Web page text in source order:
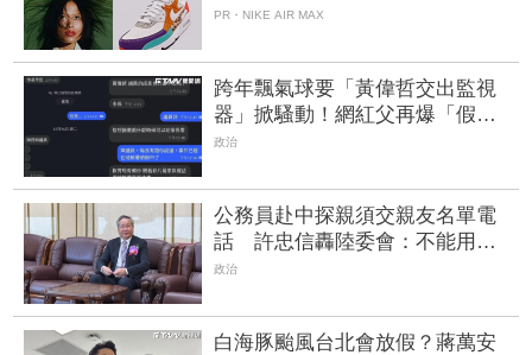
PR・NIKE AIR MAX
跨年飄氣球要「黃偉哲交出監視
器」掀騷動！網紅父再爆「假冒
議員」索資 南市府送法辦 |
政治
公務員赴中探親須交親友名單電
話 許忠信轟陸委會：不能用國
安當藉口無限上綱
政治
白海豚颱風台北會放假？蔣萬安